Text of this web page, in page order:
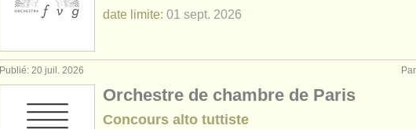
date limite: 01 sept. 2026
Publié: 20 juil. 2026
Orchestre de chambre de Paris
Concours alto tuttiste